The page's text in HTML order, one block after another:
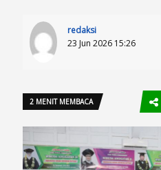
redaksi
23 Jun 2026 15:26
2 MENIT MEMBACA